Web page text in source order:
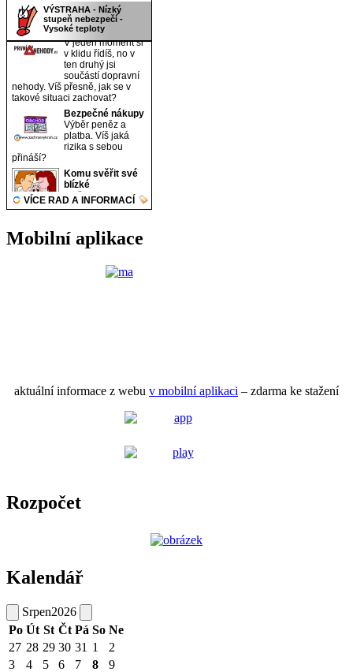
Mobilní aplikace
aktuální informace z webu v mobilní aplikaci – zdarma ke stažení
Rozpočet
Kalendář
Srpen2026
Po Út St Čt Pá So Ne
27 28 29 30 31 1
2
3
4 5 6 7 8
9